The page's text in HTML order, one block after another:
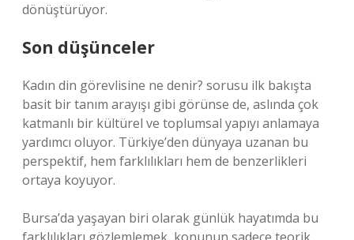
dönüştürüyor.
Son düşünceler
Kadın din görevlisine ne denir? sorusu ilk bakışta
basit bir tanım arayışı gibi görünse de, aslında çok
katmanlı bir kültürel ve toplumsal yapıyı anlamaya
yardımcı oluyor. Türkiye’den dünyaya uzanan bu
perspektif, hem farklılıkları hem de benzerlikleri
ortaya koyuyor.
Bursa’da yaşayan biri olarak günlük hayatımda bu